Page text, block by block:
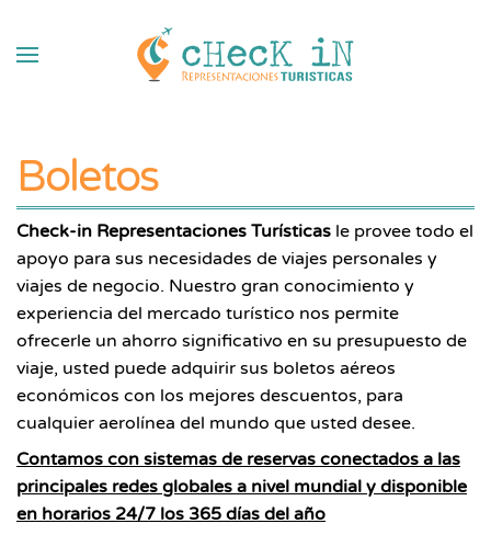
Skip to main content
Boletos
Check-in Representaciones Turísticas le provee todo el
apoyo para sus necesidades de viajes personales y
viajes de negocio. Nuestro gran conocimiento y
experiencia del mercado turístico nos permite
ofrecerle un ahorro significativo en su presupuesto de
viaje, usted puede adquirir sus boletos aéreos
económicos con los mejores descuentos, para
cualquier aerolínea del mundo que usted desee.
Contamos con sistemas de reservas conectados a las
principales redes globales a nivel mundial y disponible
en horarios 24/7 los 365 días del año